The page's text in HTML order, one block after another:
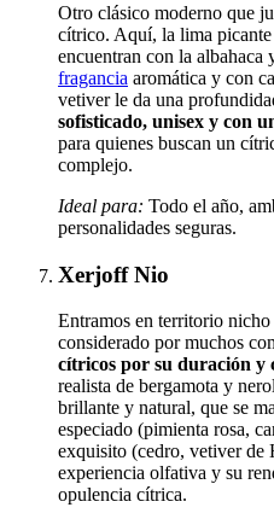
Otro clásico moderno que
cítrico. Aquí, la lima
encuentran con la
fragancia aromática y con
vetiver le da una
sofisticado, unisex y con
para quienes buscan un
complejo.
Ideal para: Todo el año,
personalidades seguras.
Xerjoff Nio
Entramos en territorio
considerado por muchos
cítricos por su duración y
realista de bergamota y
brillante y natural, que se
especiado (pimienta rosa,
exquisito (cedro, vetiver de
experiencia olfativa y su
opulencia cítrica.